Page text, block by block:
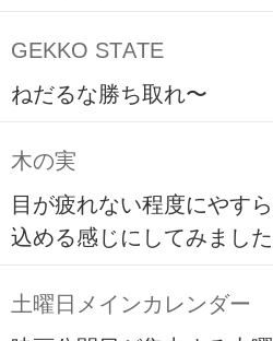
GEKKO STATE
ねだるな勝ち取れ〜
木の実
目が疲れない程度にやす
込める感じにしてみました
土曜日メインカレンダー